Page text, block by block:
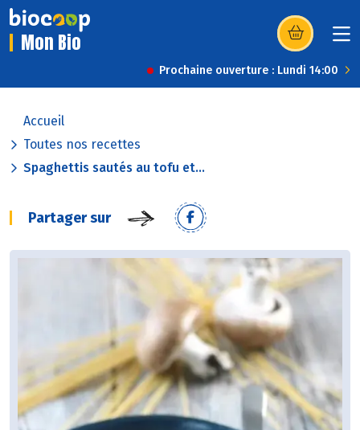
Mon Bio (s’ouvre dans
Prochaine ouverture : Lundi 14:00
Accueil
Toutes nos recettes
Spaghettis sautés au tofu et...
Partager sur